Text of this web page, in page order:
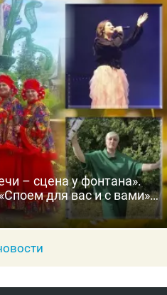
– сцена у фонтана».
для вас и с вами»